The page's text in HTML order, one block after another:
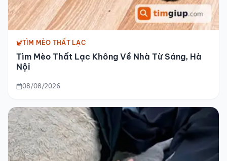
TÌM MÈO THẤT LẠC
Tìm Mèo Thất Lạc Không Về Nhà Từ Sáng, Hà
Nội
08/08/2026